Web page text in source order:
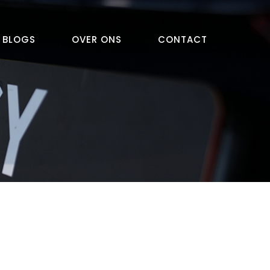
BLOGS OVER ONS CONTACT